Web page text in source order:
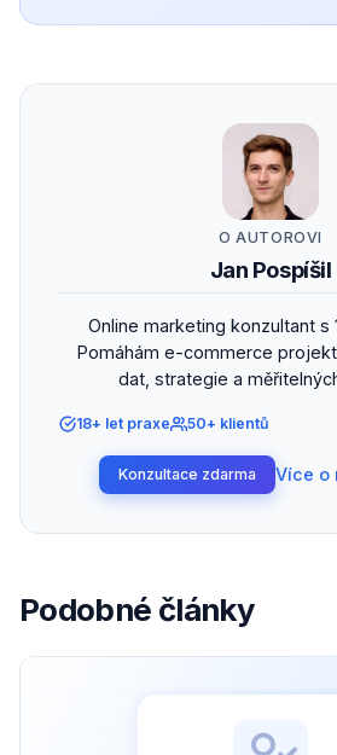
O AUTOROVI
Jan Pospíšil
Online marketing konzultant s
Pomáhám e-commerce
dat, strategie a
18+ let praxe 50+ klientů
Konzultace zdarma Více o
Podobné články